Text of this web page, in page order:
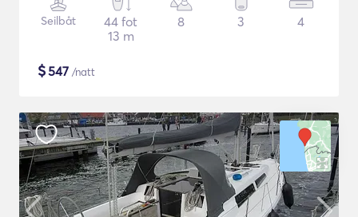
Seilbåt
44 fot
13 m
8 3 4
$547 /natt